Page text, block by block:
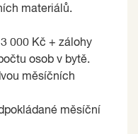
materiálů.
000 Kč + zálohy
osob v bytě.
měsíčních
měsíční